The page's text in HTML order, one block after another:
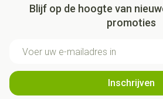
Blijf op de hoogte van
promoties
Inschrijven